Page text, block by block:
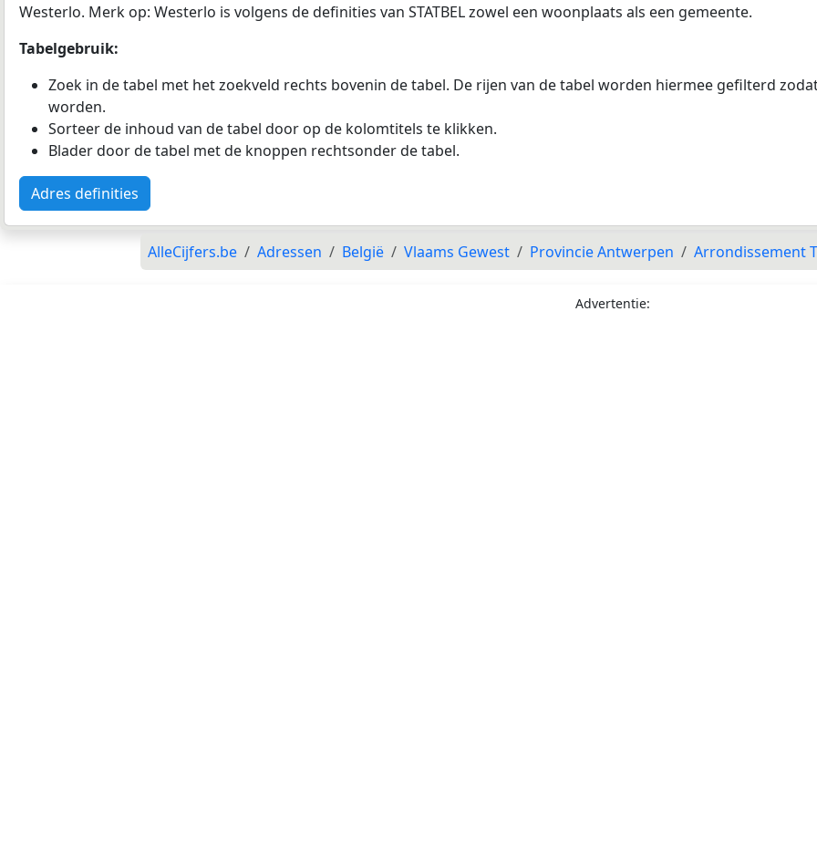
Westerlo. Merk op: Westerlo is volgens de definities van STATBEL zowel een woonplaats als een gemeente.
Tabelgebruik:
Zoek in de tabel met het zoekveld rechts bovenin de tabel. De rijen van de tabel worden hiermee gefilterd
worden.
Sorteer de inhoud van de tabel door op de kolomtitels te klikken.
Blader door de tabel met de knoppen rechtsonder de tabel.
Adres definities
AlleCijfers.be Adressen België Vlaams Gewest Provincie Antwerpen Arrondissement
Advertentie: